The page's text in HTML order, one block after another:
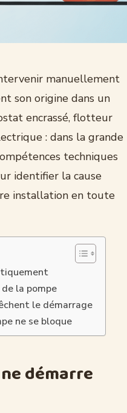
manuellement
son origine dans un
encrassé, flotteur
: dans la grande
techniques
identifier la cause
installation en toute
la pompe
le démarrage
ne se bloque
démarre